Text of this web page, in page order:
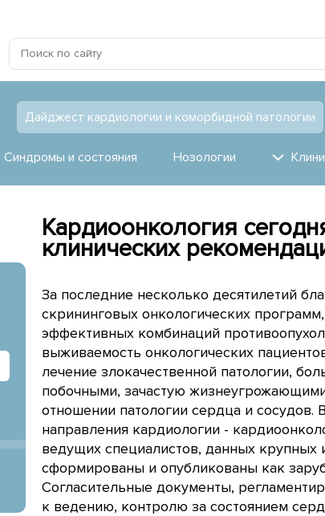
Дайджест кардиологии и коморбидной патологии
Синдромы и состояния Нозологии
Кардиоонкология
клинических
За последние несколько десятилетий
скрининговых онкологических
эффективных комбинаций
выживаемость онкологических
лечение злокачественной патологии,
побочными, зачастую
отношении патологии сердца и сосудов.
направления кардиологии -
ведущих специалистов, данных крупных
сформированы и опубликованы как
Согласительные документы,
к ведению, контролю за состоянием